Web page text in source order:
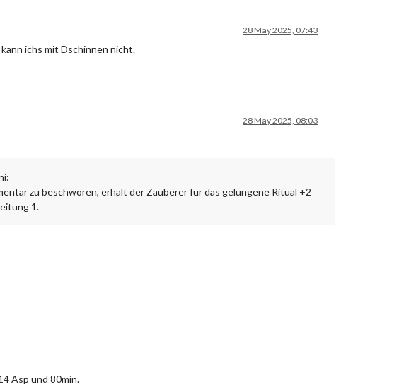
28 May 2025, 07:43
ichs mit Dschinnen nicht.
28 May 2025, 08:03
zu beschwören, erhält der Zauberer für das gelungene Ritual +2
1.
Asp und 80min.